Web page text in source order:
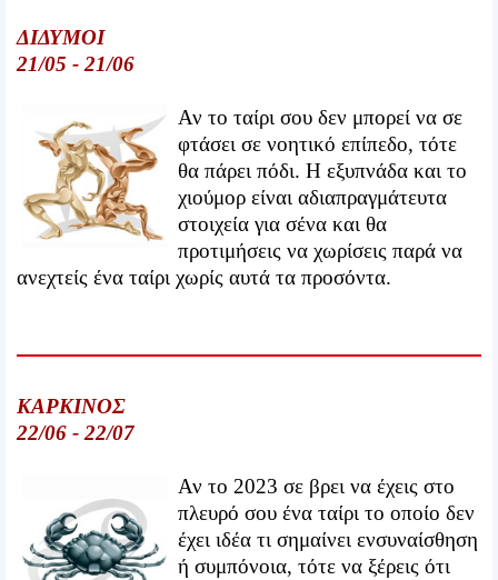
ΔΙΔΥΜΟΙ
21/05 - 21/06
Αν το ταίρι σου δεν μπορεί να σε
φτάσει σε νοητικό επίπεδο, τότε
θα πάρει πόδι. Η εξυπνάδα και το
χιούμορ είναι αδιαπραγμάτευτα
στοιχεία για σένα και θα
προτιμήσεις να χωρίσεις παρά να
ανεχτείς ένα ταίρι χωρίς αυτά τα προσόντα.
ΚΑΡΚΙΝΟΣ
22/06 - 22/07
Αν το 2023 σε βρει να έχεις στο
πλευρό σου ένα ταίρι το οποίο δεν
έχει ιδέα τι σημαίνει ενσυναίσθηση
ή συμπόνοια, τότε να ξέρεις ότι